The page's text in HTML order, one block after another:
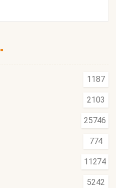
1187
2103
25746
774
11274
5242